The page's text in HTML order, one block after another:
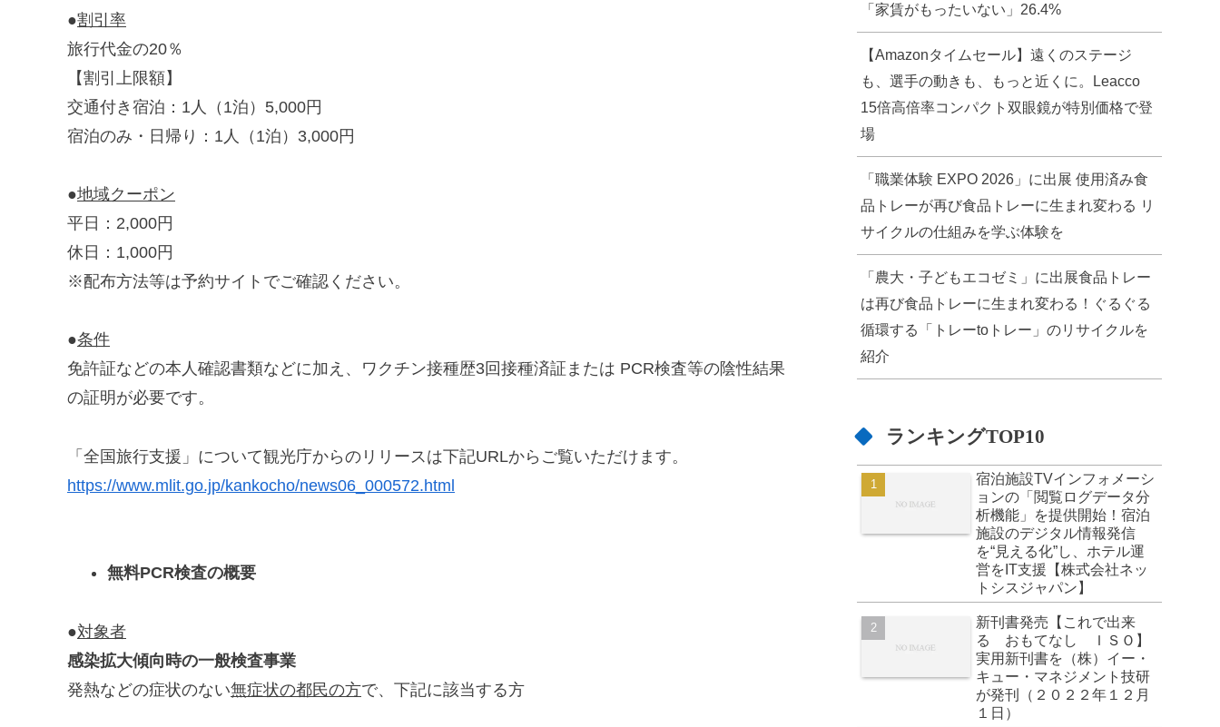
●割引率
旅行代金の20％
【割引上限額】
交通付き宿泊：1人（1泊）5,000円
宿泊のみ・日帰り：1人（1泊）3,000円
●地域クーポン
平日：2,000円
休日：1,000円
※配布方法等は予約サイトでご確認ください。
●条件
免許証などの本人確認書類などに加え、ワクチン接種歴3回接種済証または PCR検査等の陰性結果
の証明が必要です。
「全国旅行支援」について観光庁からのリリースは下記URLからご覧いただけます。
https://www.mlit.go.jp/kankocho/news06_000572.html
無料PCR検査の概要
●対象者
感染拡⼤傾向時の⼀般検査事業
発熱などの症状のない無症状の都民の方で、下記に該当する方
「家賃がもったいない」26.4%
【Amazonタイムセール】遠くのステージ
も、選手の動きも、もっと近くに。Leacco
15倍高倍率コンパクト双眼鏡が特別価格で登
場
「職業体験 EXPO 2026」に出展 使用済み食
品トレーが再び食品トレーに生まれ変わる リ
サイクルの仕組みを学ぶ体験を
「農大・子どもエコゼミ」に出展食品トレー
は再び食品トレーに生まれ変わる！ぐるぐる
循環する「トレーtoトレー」のリサイクルを
紹介
ランキングTOP10
宿泊施設TVインフォメーシ
ョンの「閲覧ログデータ分
析機能」を提供開始！宿泊
施設のデジタル情報発信
を“見える化”し、ホテル運
営をIT支援【株式会社ネッ
トシスジャパン】
新刊書発売【これで出来
る おもてなし ＩＳＯ】
実用新刊書を（株）イー・
キュー・マネジメント技研
が発刊（２０２２年１２月
１日）